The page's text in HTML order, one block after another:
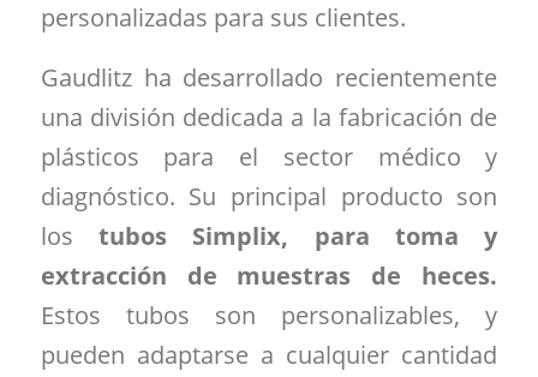
personalizadas para sus clientes.
Gaudlitz ha desarrollado recientemente
una división dedicada a la fabricación de
plásticos para el sector médico y
diagnóstico. Su principal producto son
los tubos Simplix, para toma y
extracción de muestras de heces.
Estos tubos son personalizables, y
pueden adaptarse a cualquier cantidad